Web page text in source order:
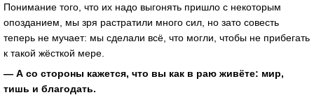
Понимание того, что их надо выгонять пришло с некоторым
опозданием, мы зря растратили много сил, но зато совесть
теперь не мучает: мы сделали всё, что могли, чтобы не прибегать
к такой жёсткой мере.
— А со стороны кажется, что вы как в раю живёте: мир,
тишь и благодать.